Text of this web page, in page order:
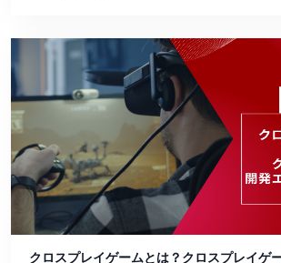
クロスプレイゲームとは？クロスプレイゲ